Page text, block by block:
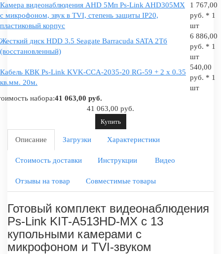
Камера видеонаблюдения AHD 5Мп Ps-Link AHD305MX
с микрофоном, звук в TVI, степень защиты IP20,
пластиковый корпус
1 767,00
руб. * 1
шт
Жесткий диск HDD 3.5 Seagate Barracuda SATA 2Tб
(восстановленный)
6 886,00
руб. * 1
шт
Кабель КВК Ps-Link KVK-CCA-2035-20 RG-59 + 2 x 0.35
кв.мм. 20м.
540,00
руб. * 1
шт
набора:41 063,00 руб.
41 063,00 руб.
Купить
Описание Загрузки Характеристики
Стоимость доставки Инструкции Видео
Отзывы на товар Совместимые товары
Готовый комплект видеонаблюдения
Ps-Link KIT-A513HD-MX с 13
купольными камерами с
микрофоном и TVI-звуком